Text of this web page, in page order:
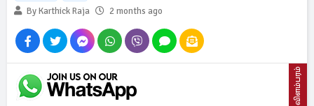
By Karthick Raja
2 months ago
விளம்பரம்